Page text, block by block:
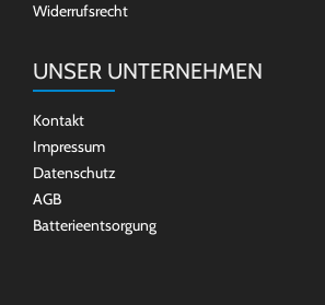
Widerrufsrecht
UNSER UNTERNEHMEN
Kontakt
Impressum
Datenschutz
AGB
Batterieentsorgung